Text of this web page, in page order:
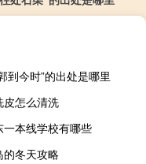
到今时”的出处是哪里
皮怎么清洗
一本线学校有哪些
的冬天攻略